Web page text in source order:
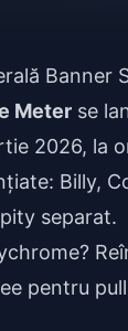
Banner
Meter se
2026, la
Billy,
separat.
pentru